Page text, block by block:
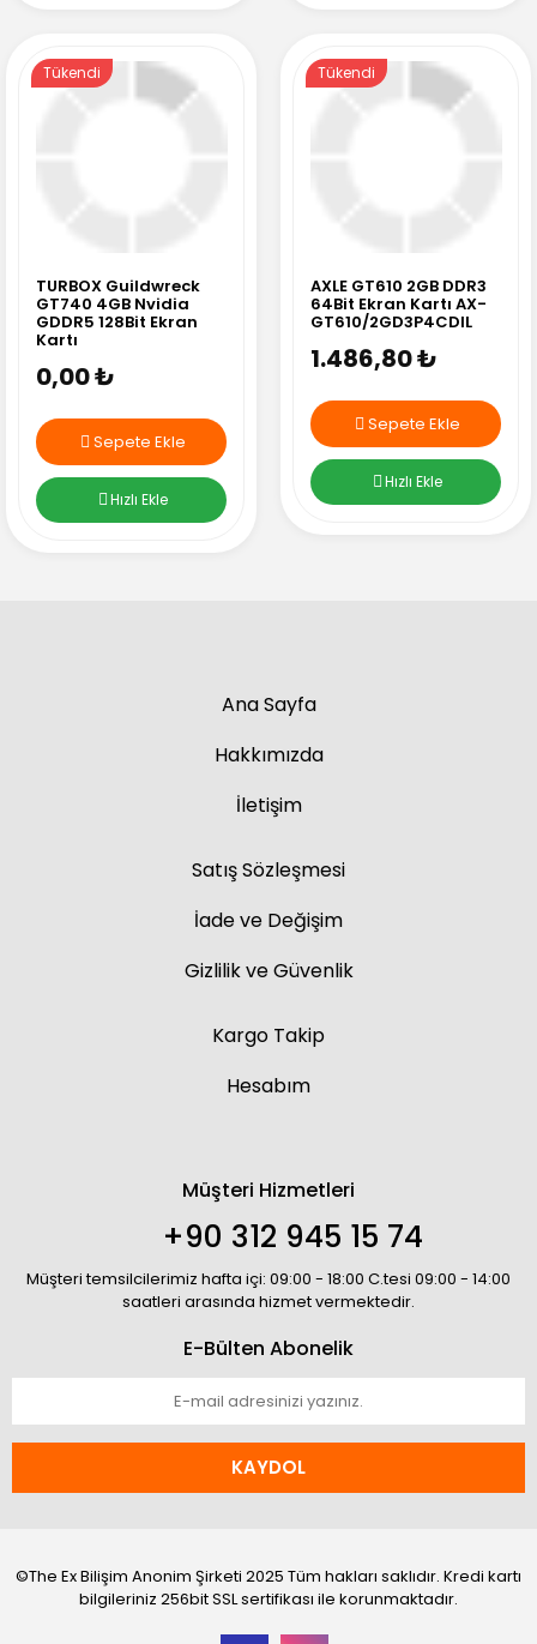
Tükendi
TURBOX Guildwreck
GT740 4GB Nvidia
GDDR5 128Bit Ekran
Kartı
0,00 ₺
Sepete Ekle
Hızlı Ekle
Tükendi
AXLE GT610 2GB DDR3
64Bit Ekran Kartı AX-
GT610/2GD3P4CDIL
1.486,80 ₺
Sepete Ekle
Hızlı Ekle
Ana Sayfa
Hakkımızda
İletişim
Satış Sözleşmesi
İade ve Değişim
Gizlilik ve Güvenlik
Kargo Takip
Hesabım
Müşteri Hizmetleri
+90 312 945 15 74
Müşteri temsilcilerimiz hafta içi: 09:00 - 18:00 C.tesi 09:00 - 14:00
saatleri arasında hizmet vermektedir.
E-Bülten Abonelik
KAYDOL
©The Ex Bilişim Anonim Şirketi 2025 Tüm hakları saklıdır. Kredi kartı
bilgileriniz 256bit SSL sertifikası ile korunmaktadır.